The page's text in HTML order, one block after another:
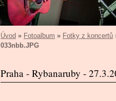
Úvod » Fotoalbum » Fotky z koncertů
033nbb.JPG
Praha - Rybanaruby -